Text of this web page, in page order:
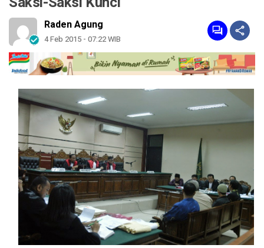
Raden Agung
4 Feb 2015 - 07:22 WIB